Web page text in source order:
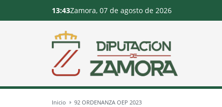
13:43Zamora, 07 de agosto de 2026
Inicio 92 ORDENANZA OEP 2023